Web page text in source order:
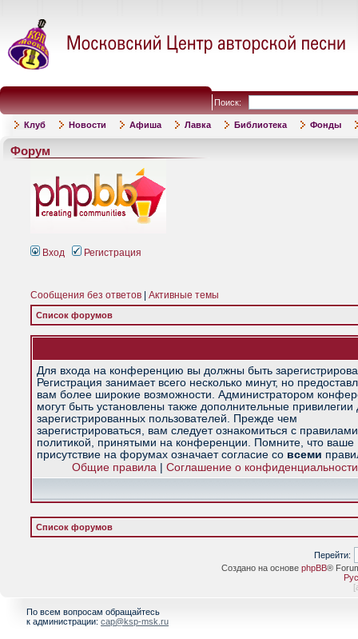
Поиск:
Клуб Новости Афиша Лавка Библиотека Фонды
Форум
Вход Регистрация
Сообщения без ответов Активные темы
Список форумов
Для входа на конференцию вы должны быть
Регистрация занимает всего несколько минут, но
вам более широкие возможности. Администратором
могут быть установлены также дополнительные привилегии
зарегистрированных пользователей. Прежде чем
зарегистрироваться, вам следует ознакомиться с
политикой, принятыми на конференции. Помните, что ваше
присутствие на форумах означает согласие со всеми
Общие правила| Соглашение о конфиденциальности
Список форумов
Перейти:
Создано на основе phpBB®
[
По всем вопросам обращайтесь
к администрации: cap@ksp-msk.ru